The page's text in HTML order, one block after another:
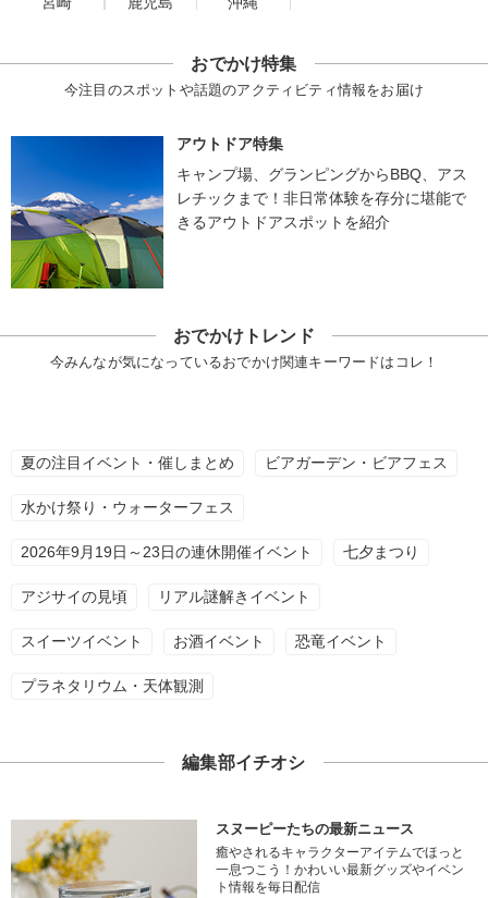
おでかけ特集
今注目のスポットや話題のアクティビティ情報をお届け
アウトドア特集
キャンプ場、グランピングからBBQ、アス
レチックまで！非日常体験を存分に堪能で
きるアウトドアスポットを紹介
おでかけトレンド
今みんなが気になっているおでかけ関連キーワードはコレ！
夏の注目イベント・催しまとめ ビアガーデン・ビアフェス
水かけ祭り・ウォーターフェス
2026年9月19日～23日の連休開催イベント 七夕まつり
アジサイの見頃 リアル謎解きイベント
スイーツイベント お酒イベント 恐竜イベント
プラネタリウム・天体観測
編集部イチオシ
スヌーピーたちの最新ニュース
癒やされるキャラクターアイテムでほっと
一息つこう！かわいい最新グッズやイベン
ト情報を毎日配信